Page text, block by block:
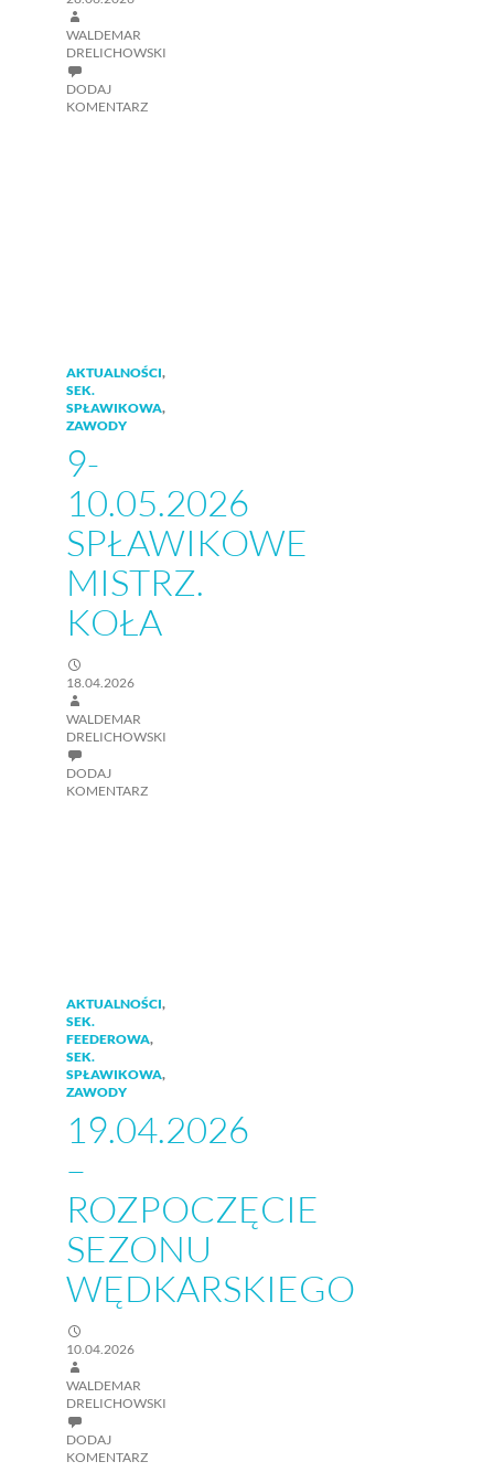
WALDEMAR
DRELICHOWSKI
DODAJ
KOMENTARZ
AKTUALNOŚCI,
SEK.
SPŁAWIKOWA,
ZAWODY
9-
10.05.2026
SPŁAWIKOWE
MISTRZ.
KOŁA
18.04.2026
WALDEMAR
DRELICHOWSKI
DODAJ
KOMENTARZ
AKTUALNOŚCI,
SEK.
FEEDEROWA,
SEK.
SPŁAWIKOWA,
ZAWODY
19.04.2026
–
ROZPOCZĘCIE
SEZONU
WĘDKARSKIEGO
10.04.2026
WALDEMAR
DRELICHOWSKI
DODAJ
KOMENTARZ